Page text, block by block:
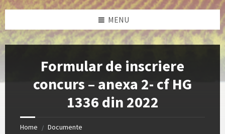
MENU
Formular de inscriere
concurs – anexa 2- cf HG
1336 din 2022
Home / Documente